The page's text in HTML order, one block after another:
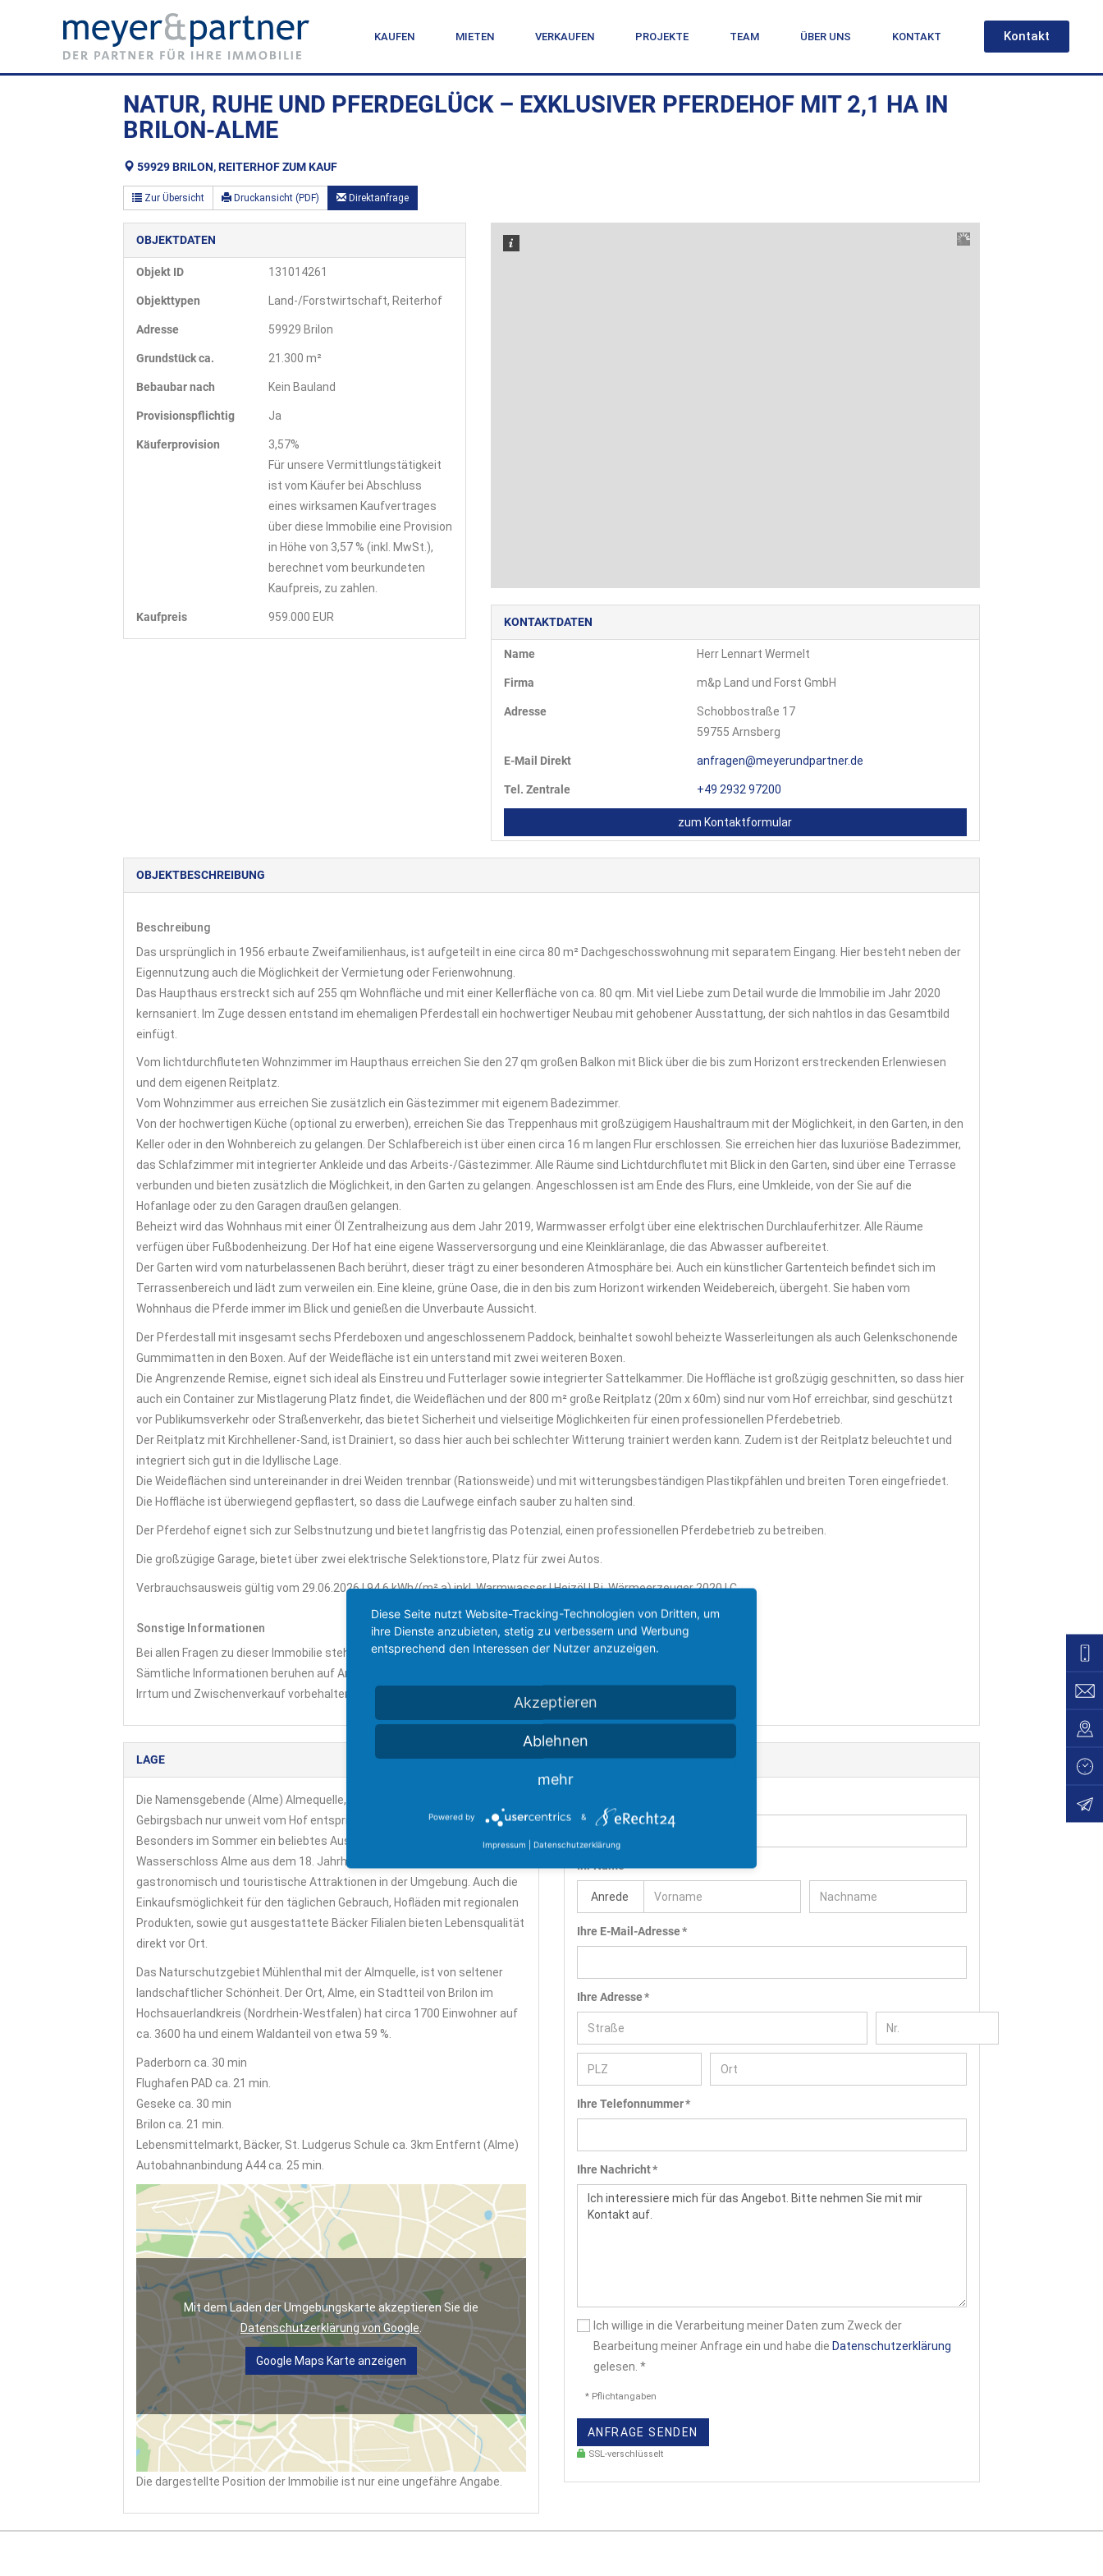
KAUFEN MIETEN VERKAUFEN PROJEKTE TEAM ÜBER UNS KONTAKT Kontakt
NATUR, RUHE UND PFERDEGLÜCK – EXKLUSIVER PFERDEHOF MIT 2,1 HA IN
BRILON-ALME
59929 BRILON, REITERHOF ZUM KAUF
Zur Übersicht Druckansicht (PDF) Direktanfrage
KONTAKTDATEN
Name Herr Lennart Wermelt
Firma m&p Land und Forst GmbH
Adresse
Schobbostraße 17
59755 Arnsberg
E-Mail Direkt anfragen@meyerundpartner.de
Tel. Zentrale +49 2932 97200
zum Kontaktformular
OBJEKTDATEN
Objekt ID 131014261
Objekttypen Land-/Forstwirtschaft, Reiterhof
Adresse 59929 Brilon
Grund­stück ca. 21.300 m²
Bebaubar nach Kein Bauland
Provisionspflichtig Ja
Käufer­provision
3,57%
Für unsere Vermittlungstätigkeit
ist vom Käufer bei Abschluss
eines wirksamen Kaufvertrages
über diese Immobilie eine Provision
in Höhe von 3,57 % (inkl. MwSt.),
berechnet vom beurkundeten
Kaufpreis, zu zahlen.
Kaufpreis 959.000 EUR
OBJEKT­BESCHREIBUNG
Beschreibung
Das ursprünglich in 1956 erbaute Zweifamilienhaus, ist aufgeteilt in eine circa 80 m² Dachgeschosswohnung mit separatem Eingang. Hier besteht neben der
Eigennutzung auch die Möglichkeit der Vermietung oder Ferienwohnung.
Das Haupthaus erstreckt sich auf 255 qm Wohnfläche und mit einer Kellerfläche von ca. 80 qm. Mit viel Liebe zum Detail wurde die Immobilie im Jahr 2020
kernsaniert. Im Zuge dessen entstand im ehemaligen Pferdestall ein hochwertiger Neubau mit gehobener Ausstattung, der sich nahtlos in das Gesamtbild
einfügt.
Vom lichtdurchfluteten Wohnzimmer im Haupthaus erreichen Sie den 27 qm großen Balkon mit Blick über die bis zum Horizont erstreckenden Erlenwiesen
und dem eigenen Reitplatz.
Vom Wohnzimmer aus erreichen Sie zusätzlich ein Gästezimmer mit eigenem Badezimmer.
Von der hochwertigen Küche (optional zu erwerben), erreichen Sie das Treppenhaus mit großzügigem Haushaltraum mit der Möglichkeit, in den Garten, in den
Keller oder in den Wohnbereich zu gelangen. Der Schlafbereich ist über einen circa 16 m langen Flur erschlossen. Sie erreichen hier das luxuriöse Badezimmer,
das Schlafzimmer mit integrierter Ankleide und das Arbeits-/Gästezimmer. Alle Räume sind Lichtdurchflutet mit Blick in den Garten, sind über eine Terrasse
verbunden und bieten zusätzlich die Möglichkeit, in den Garten zu gelangen. Angeschlossen ist am Ende des Flurs, eine Umkleide, von der Sie auf die
Hofanlage oder zu den Garagen draußen gelangen.
Beheizt wird das Wohnhaus mit einer Öl Zentralheizung aus dem Jahr 2019, Warmwasser erfolgt über eine elektrischen Durchlauferhitzer. Alle Räume
verfügen über Fußbodenheizung. Der Hof hat eine eigene Wasserversorgung und eine Kleinkläranlage, die das Abwasser aufbereitet.
Der Garten wird vom naturbelassenen Bach berührt, dieser trägt zu einer besonderen Atmosphäre bei. Auch ein künstlicher Gartenteich befindet sich im
Terrassenbereich und lädt zum verweilen ein. Eine kleine, grüne Oase, die in den bis zum Horizont wirkenden Weidebereich, übergeht. Sie haben vom
Wohnhaus die Pferde immer im Blick und genießen die Unverbaute Aussicht.
Der Pferdestall mit insgesamt sechs Pferdeboxen und angeschlossenem Paddock, beinhaltet sowohl beheizte Wasserleitungen als auch Gelenkschonende
Gummimatten in den Boxen. Auf der Weidefläche ist ein unterstand mit zwei weiteren Boxen.
Die Angrenzende Remise, eignet sich ideal als Einstreu und Futterlager sowie integrierter Sattelkammer. Die Hoffläche ist großzügig geschnitten, so dass hier
auch ein Container zur Mistlagerung Platz findet, die Weideflächen und der 800 m² große Reitplatz (20m x 60m) sind nur vom Hof erreichbar, sind geschützt
vor Publikumsverkehr oder Straßenverkehr, das bietet Sicherheit und vielseitige Möglichkeiten für einen professionellen Pferdebetrieb.
Der Reitplatz mit Kirchhellener-Sand, ist Drainiert, so dass hier auch bei schlechter Witterung trainiert werden kann. Zudem ist der Reitplatz beleuchtet und
integriert sich gut in die Idyllische Lage.
Die Weideflächen sind untereinander in drei Weiden trennbar (Rationsweide) und mit witterungsbeständigen Plastikpfählen und breiten Toren eingefriedet.
Die Hoffläche ist überwiegend gepflastert, so dass die Laufwege einfach sauber zu halten sind.
Der Pferdehof eignet sich zur Selbstnutzung und bietet langfristig das Potenzial, einen professionellen Pferdebetrieb zu betreiben.
Die großzügige Garage, bietet über zwei elektrische Selektionstore, Platz für zwei Autos.
Verbrauchsausweis gültig vom 29.06.2026 | 94,6 kWh/(m².a) inkl. Warmwasser | Heizöl | Bj. Wärmeerzeuger 2020 | C
Sonstige Informationen
Bei allen Fragen zu dieser Immobilie stehen wir Ihnen gerne beratend zur Seite.
Sämtliche Informationen beruhen auf Angaben des Verkäufers.
Irrtum und Zwischenverkauf vorbehalten.
LAGE
Die Namensgebende (Alme) Almequelle, die in 320 m ü. HNH als
Gebirgsbach nur unweit vom Hof entspringt und in die Lippe mündet.
Besonders im Sommer ein beliebtes Ausflugsziel. Neben dem barocken
Wasserschloss Alme aus dem 18. Jahrhundert, entstanden mehrere
gastronomisch und touristische Attraktionen in der Umgebung. Auch die
Einkaufsmöglichkeit für den täglichen Gebrauch, Hofläden mit regionalen
Produkten, sowie gut ausgestattete Bäcker Filialen bieten Lebensqualität
direkt vor Ort.
Das Naturschutzgebiet Mühlenthal mit der Almquelle, ist von seltener
landschaftlicher Schönheit. Der Ort, Alme, ein Stadtteil von Brilon im
Hochsauerlandkreis (Nordrhein-Westfalen) hat circa 1700 Einwohner auf
ca. 3600 ha und einem Waldanteil von etwa 59 %.
Paderborn ca. 30 min
Flughafen PAD ca. 21 min.
Geseke ca. 30 min
Brilon ca. 21 min.
Lebensmittelmarkt, Bäcker, St. Ludgerus Schule ca. 3km Entfernt (Alme)
Autobahnanbindung A44 ca. 25 min.
Mit dem Laden der Umgebungskarte akzeptieren Sie die
Datenschutzerklärung von Google
Google Maps Karte anzeigen
Die dargestellte Position der Immobilie ist nur eine ungefähre Angabe.
DIREKTANFRAGE
Ihr Name *
Ihre E-Mail-Adresse *
Ihre Adresse *
Ihre Telefonnummer *
Ihre Nachricht *
Ich willige in die Verarbeitung meiner Daten zum Zweck der
Bearbeitung meiner Anfrage ein und habe die Datenschutzerklärung
gelesen. *
* Pflichtangaben
ANFRAGE SENDEN
SSL-verschlüsselt
Diese Seite nutzt Website-Tracking-Technologien von Dritten, um
ihre Dienste anzubieten, stetig zu verbessern und Werbung
entsprechend den Interessen der Nutzer anzuzeigen.
Akzeptieren
Ablehnen
mehr
Powered by &
Impressum Datenschutzerklärung